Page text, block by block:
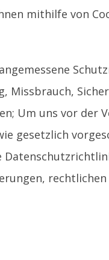
mithilfe von
Missbrauch,
Um uns vor der
gesetzlich